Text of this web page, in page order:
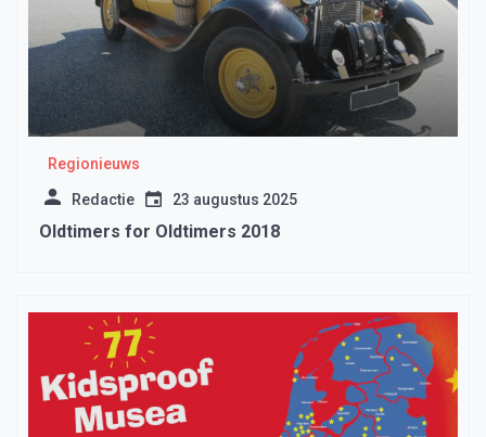
Regionieuws
Redactie 23 augustus 2025
Oldtimers for Oldtimers 2018